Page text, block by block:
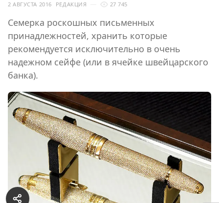
2 АВГУСТА 2016 РЕДАКЦИЯ 27 745
Семерка роскошных письменных
принадлежностей, хранить которые
рекомендуется исключительно в очень
надежном сейфе (или в ячейке швейцарского
банка).